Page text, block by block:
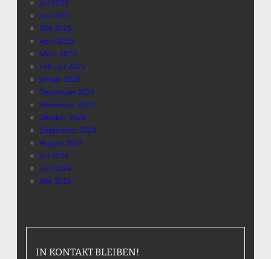
Juli 2025
Juni 2025
Mai 2025
April 2025
März 2025
Februar 2025
Januar 2025
Dezember 2024
November 2024
Oktober 2024
September 2024
August 2024
Juli 2024
Juni 2024
Mai 2024
IN KONTAKT BLEIBEN!